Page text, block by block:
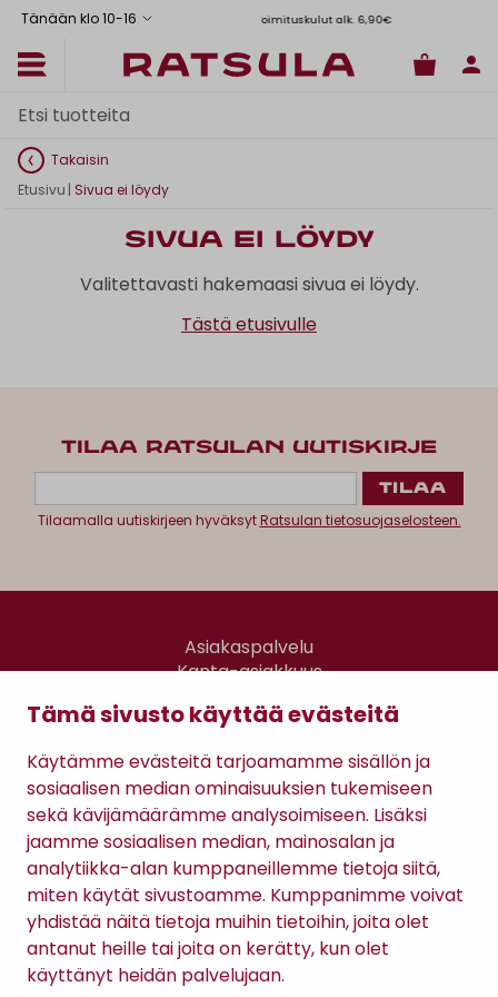
Tämä sivusto käyttää evästeitä
Käytämme evästeitä tarjoamamme sisällön ja
sosiaalisen median ominaisuuksien tukemiseen
sekä kävijämäärämme analysoimiseen. Lisäksi
jaamme sosiaalisen median, mainosalan ja
analytiikka-alan kumppaneillemme tietoja siitä,
miten käytät sivustoamme. Kumppanimme voivat
yhdistää näitä tietoja muihin tietoihin, joita olet
antanut heille tai joita on kerätty, kun olet
käyttänyt heidän palvelujaan.
Tänään klo 10-16 Toimituskulut alk. 6,90€
Takaisin
Etusivu | Sivua ei löydy
Sivua ei löydy
Valitettavasti hakemaasi sivua ei löydy.
Tästä etusivulle
TILAA RATSULAN UUTISKIRJE
Tilaamalla uutiskirjeen hyväksytRatsulan tietosuojaselosteen.
Asiakaspalvelu
Kanta-asiakkuus
Gomee Ratsula Café
Sopimusehdot
Tietosuojaseloste
Maksutavat